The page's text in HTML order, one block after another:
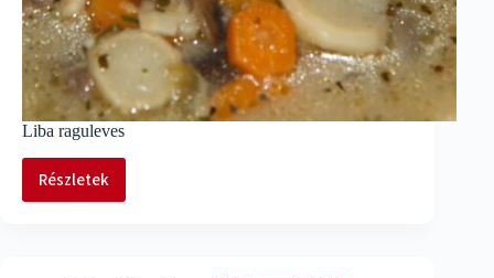
Liba raguleves
Részletek
Liba